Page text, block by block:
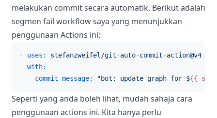
melakukan commit secara automatik. Berikut adalah
segmen fail workflow saya yang menunjukkan
penggunaan Actions ini:
- uses:
stefanzweifel/git-auto-commit-action@v4
with:
commit_message:
"bot: update graph for ${{
Seperti yang anda boleh lihat, mudah sahaja cara
penggunaan actions ini. Kita hanya perlu